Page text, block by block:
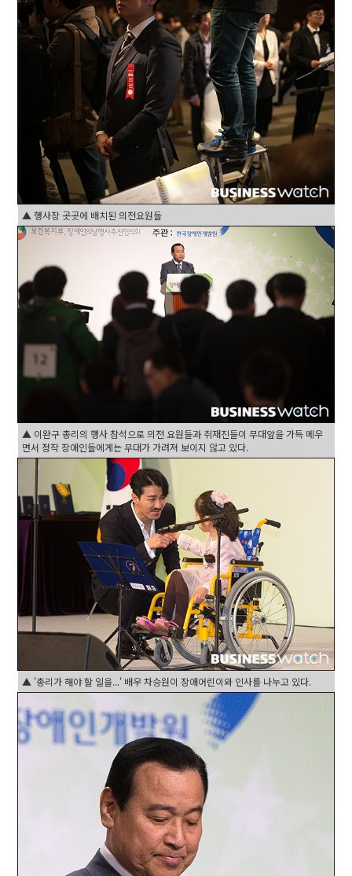
▲ 행사장 곳곳에 배치된 의전요원들
▲ 이완구 총리의 행사 참석으로 의전 요원들과 취재진들이 무대앞을 가득 메우
면서 정작 장애인들에게는 무대가 가려져 보이지 않고 있다.
▲ '총리가 해야 할 일을...' 배우 차승원이 장애어린이와 인사를 나누고 있다.